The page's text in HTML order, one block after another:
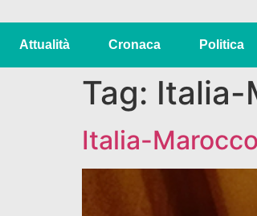
Attualità Cronaca Politica
Tag: Italia-
Italia-